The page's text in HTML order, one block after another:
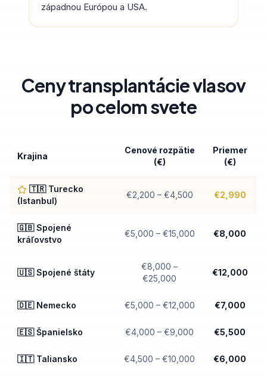
západnou Európou a USA.
Ceny transplantácie vlasov
po celom svete
Krajina
Cenové rozpätie
(€)
Priemer
(€)
🇹🇷 Turecko
(Istanbul)
€2,200 – €4,500 €2,990
🇬🇧 Spojené
kráľovstvo
€5,000 – €15,000 €8,000
🇺🇸 Spojené štáty
€8,000 –
€25,000
€12,000
🇩🇪 Nemecko €5,000 – €12,000 €7,000
🇪🇸 Španielsko €4,000 – €9,000 €5,500
🇮🇹 Taliansko €4,500 – €10,000 €6,000